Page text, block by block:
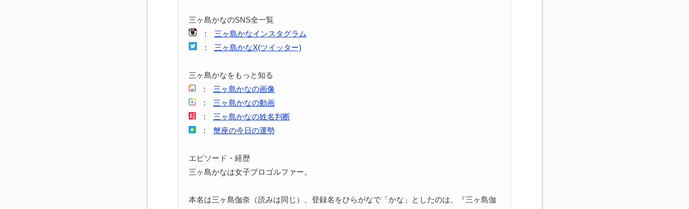
三ヶ島かなのSNS全一覧
: 三ヶ島かなインスタグラム
: 三ヶ島かなX(ツイッター)
三ヶ島かなをもっと知る
: 三ヶ島かなの画像
: 三ヶ島かなの動画
: 三ヶ島かなの姓名判断
: 蟹座の今日の運勢
エピソード・経歴
三ヶ島かなは女子プロゴルファー。
本名は三ヶ島伽奈（読みは同じ）、登録名をひらがなで「かな」としたのは、『三ヶ島伽